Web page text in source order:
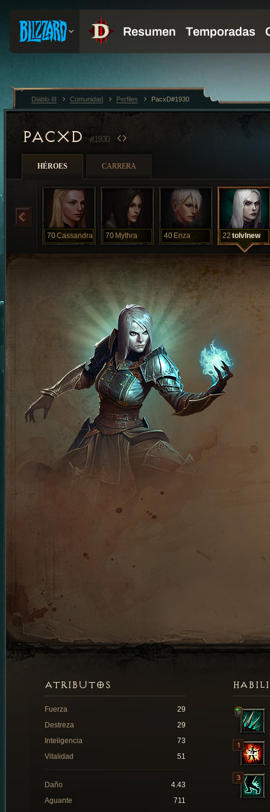
PACXD#1930
HÉROES CARRERA
70Cassandra 70 Mythra 40 Enza 22 tolvlnew
ATRIBUTOS
Fuerza
29
Destreza
29
Inteligencia
73
Vitalidad
51
Daño
4.43
Aguante
711
Diablo III Comunidad Perfiles PacxD#1930